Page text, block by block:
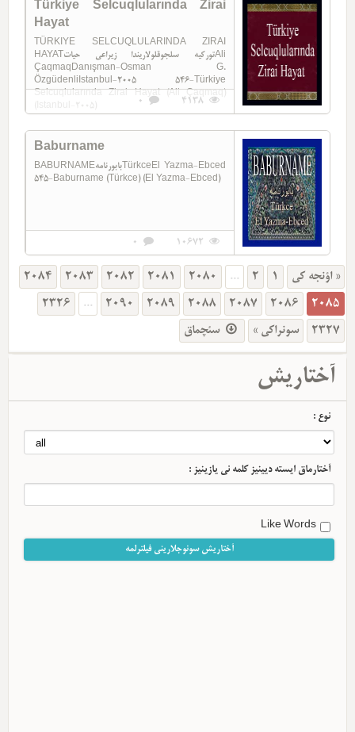
Türkiye Selcuqlularında Zirai
Hayat
TÜRKIYE SELCUQLULARINDA ZIRAI
HAYATتورکیه سلجوقلولاریندا زیراعی حیاتAli
ÇaqmaqDanışman-Osman G.
ÖzgüdenliIstanbul-2005 546-Türkiye
4138
0
Baburname
BABURNAMEبابورنامهTürkceEl Yazma-Ebced
545-Baburname (Türkce) (El Yazma-Ebced)
10672
0
« اؤنجه کی 1
2
...
2080
2081
2082
2083
2084
2085
2086
2087
2088
2089
2090
...
2326
2327 سونراکی » سئچماق
آختاریش
نوع :
آختارماق ایسته دیینیز کلمه نی یازینیز :
Like Words